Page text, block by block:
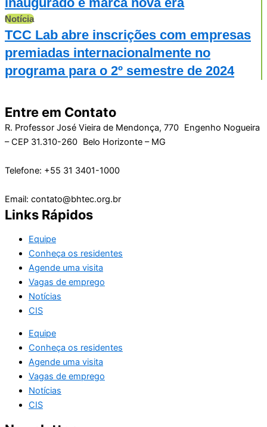
Notícia
TCC Lab abre inscrições com empresas
premiadas internacionalmente no
programa para o 2º semestre de 2024
Entre em Contato
R. Professor José Vieira de Mendonça, 770 Engenho Nogueira
– CEP 31.310-260 Belo Horizonte – MG
Telefone: +55 31 3401-1000
Email: contato@bhtec.org.br
Links Rápidos
Equipe
Conheça os residentes
Agende uma visita
Vagas de emprego
Notícias
CIS
Equipe
Conheça os residentes
Agende uma visita
Vagas de emprego
Notícias
CIS